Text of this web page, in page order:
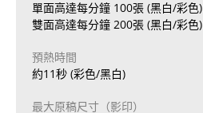
單面高達每分鐘 100張 (黑白/彩色)
雙面高達每分鐘 200張 (黑白/彩色)
預熱時間
約11秒 (彩色/黑白)
最大原稿尺寸（影印）